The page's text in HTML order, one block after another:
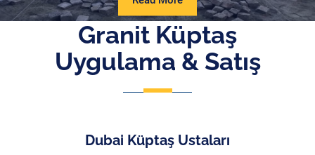
More
Granit Küptaş
Uygulama & Satış
Dubai Küptaş Ustaları